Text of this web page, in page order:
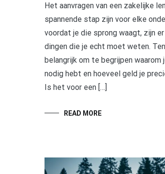
Het aanvragen van een zakelijke
spannende stap zijn voor elke
voordat je die sprong waagt, zijn
dingen die je echt moet weten.
belangrijk om te begrijpen waarom
nodig hebt en hoeveel geld je
Is het voor een […]
READ MORE